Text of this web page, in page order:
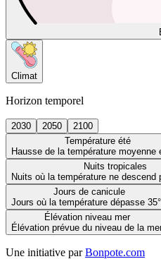
Climat
Horizon temporel
2030 2050
2100
Température été
Hausse de la température moyenne
Nuits tropicales
Nuits où la température ne descend
Jours de canicule
Jours où la température dépasse
Élévation niveau mer
Élévation prévue du niveau de la
Une initiative par Bonpote.com